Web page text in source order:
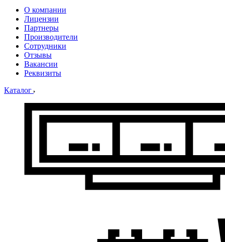
О компании
Лицензии
Партнеры
Производители
Сотрудники
Отзывы
Вакансии
Реквизиты
Каталог